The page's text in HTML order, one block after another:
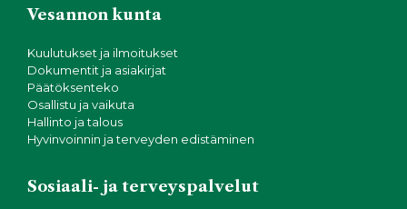
Vesannon kunta
Kuulutukset ja ilmoitukset
Dokumentit ja asiakirjat
Päätöksenteko
Osallistu ja vaikuta
Hallinto ja talous
Hyvinvoinnin ja terveyden edistäminen
Sosiaali- ja terveyspalvelut